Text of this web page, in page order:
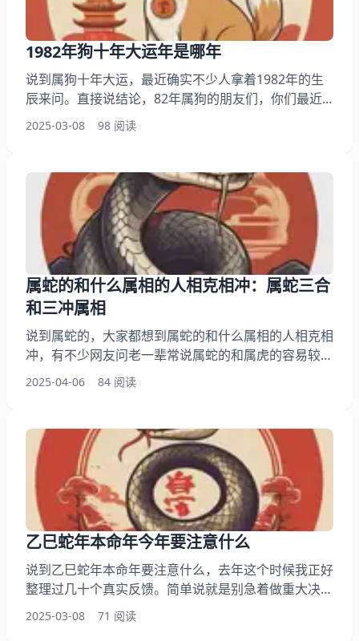
1982年狗十年大运年是哪年
说到属狗十年大运，最近确实不少人拿着1982年的生
辰来问。直接说结论，82年属狗的朋友们，你们最近
一轮十年大运的起始点就在2024年甲辰龙年 。不过这
个说法要展开讲，里面还有些门道得掰扯清楚。 属狗
二、十年周期里的起伏规律 三、大运对实际生活的影
响 四、转折年份要怎么准备 五、常见的理解误区 一、
为什么说2024年才是起点
2025-03-08 98 阅读
属蛇的和什么属相的人相克相冲：属蛇三合
和三冲属相
说到属蛇的，大家都想到属蛇的和什么属相的人相克相
冲，有不少网友问老一辈常说属蛇的和属虎的容易较
劲，此外呢，还有人想问做生意找合伙人生肖有讲究
吗，你知道为什么说蛇遇猪容易起矛盾咋回事吗？其实
看看属蛇三合和三冲属相，希望能帮大家了解生肖相
克！ 一、属蛇的和什么属相的人相克相冲 我见过不少
属蛇的，真遇到相冲的属相时那叫一个火花四溅。比如
蛇和虎
2025-04-06 84 阅读
乙巳蛇年本命年今年要注意什么
说到乙巳蛇年本命年要注意什么，去年这个时候我正好
整理过几十个真实反馈。简单说就是别急着做重大决定
，多备双袜子都比瞎折腾强 。有个细节可能大家没注
意——今年特别适合把旧东西翻出来重新利用。 乙巳
2025-03-08 71 阅读